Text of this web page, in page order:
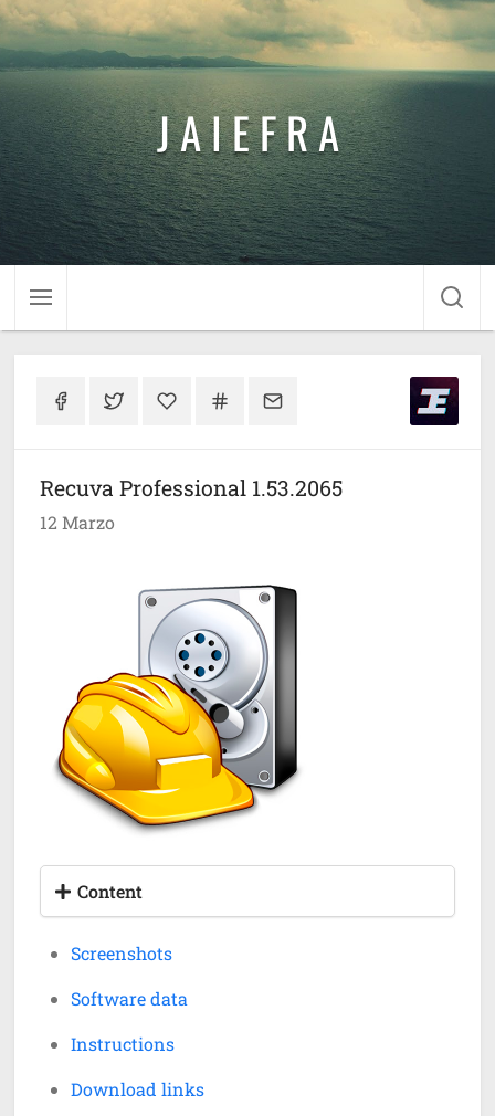
J A I E F R A
Recuva Professional 1.53.2065
12 Marzo
Content
Screenshots
Software data
Instructions
Download links